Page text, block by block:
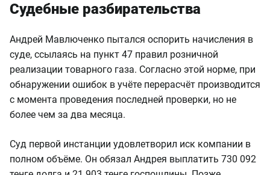
Судебные разбирательства
Андрей Мавлюченко пытался оспорить начисления в
суде, ссылаясь на пункт 47 правил розничной
реализации товарного газа. Согласно этой норме, при
обнаружении ошибок в учёте перерасчёт производится
с момента проведения последней проверки, но не
более чем за два месяца.
Суд первой инстанции удовлетворил иск компании в
полном объёме. Он обязал Андрея выплатить 730 092